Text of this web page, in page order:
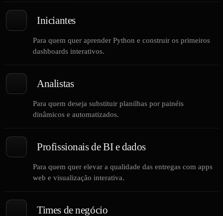
Iniciantes
Para quem quer aprender Python e construir os primeiros
dashboards interativos.
Analistas
Para quem deseja substituir planilhas por painéis
dinâmicos e automatizados.
Profissionais de BI e dados
Para quem quer elevar a qualidade das entregas com apps
web e visualização interativa.
Times de negócio